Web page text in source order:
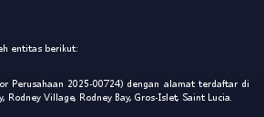
entitas berikut:
Perusahaan 2025-00724) dengan alamat terdaftar di
Rodney Village, Rodney Bay, Gros-Islet, Saint Lucia.